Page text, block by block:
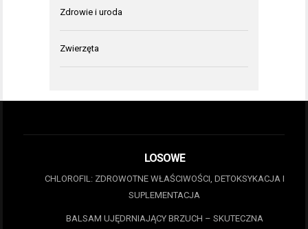
Zdrowie i uroda
Zwierzęta
LOSOWE
CHLOROFIL: ZDROWOTNE WŁAŚCIWOŚCI, DETOKSYKACJA I
SUPLEMENTACJA
BALSAM UJĘDRNIAJĄCY BRZUCH – SKUTECZNA